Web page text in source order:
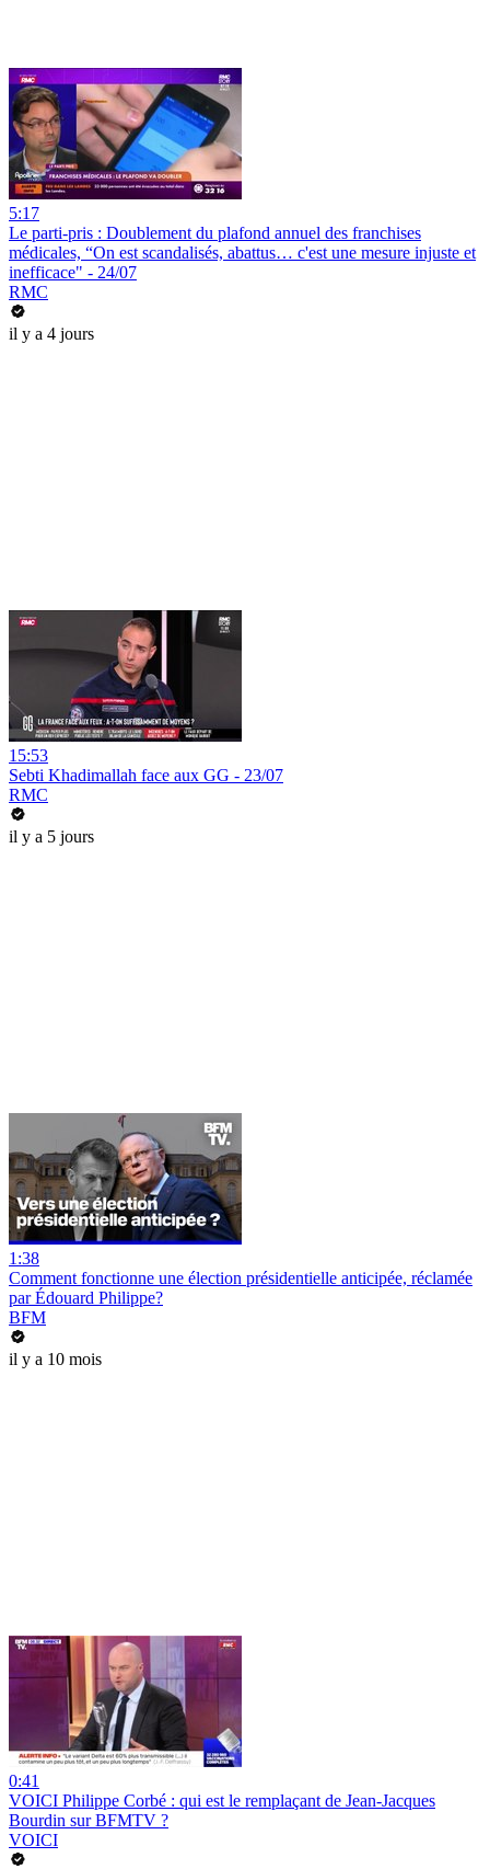
5:17
Le parti-pris : Doublement du plafond annuel des franchises
médicales, “On est scandalisés, abattus… c'est une mesure injuste et
inefficace" - 24/07
RMC
il y a 4 jours
15:53
Sebti Khadimallah face aux GG - 23/07
RMC
il y a 5 jours
1:38
Comment fonctionne une élection présidentielle anticipée, réclamée
par Édouard Philippe?
BFM
il y a 10 mois
0:41
VOICI Philippe Corbé : qui est le remplaçant de Jean-Jacques
Bourdin sur BFMTV ?
VOICI